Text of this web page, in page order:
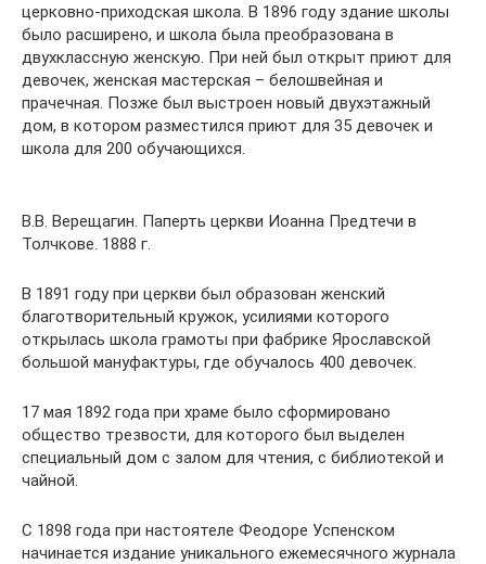
церковно-приходская школа. В 1896 году здание школы
было расширено, и школа была преобразована в
двухклассную женскую. При ней был открыт приют для
девочек, женская мастерская – белошвейная и
прачечная. Позже был выстроен новый двухэтажный
дом, в котором разместился приют для 35 девочек и
школа для 200 обучающихся.
В.В. Верещагин. Паперть церкви Иоанна Предтечи в
Толчкове. 1888 г.
В 1891 году при церкви был образован женский
благотворительный кружок, усилиями которого
открылась школа грамоты при фабрике Ярославской
большой мануфактуры, где обучалось 400 девочек.
17 мая 1892 года при храме было сформировано
общество трезвости, для которого был выделен
специальный дом с залом для чтения, с библиотекой и
чайной.
С 1898 года при настоятеле Феодоре Успенском
начинается издание уникального ежемесячного журнала